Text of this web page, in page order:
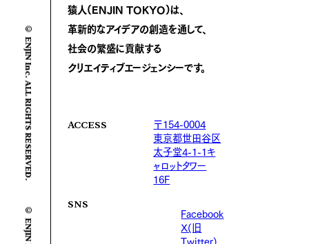
© ENJIN Inc. ALL RIGHTS RESERVED.
猿人(ENJIN TOKYO)は、
革新的なアイデアの創造を通して、
社会の繁盛に貢献する
クリエイティブエージェンシーです。
ACCESS
〒154-0004
東京都世田谷区
太子堂4-1-1キ
ャロットタワー
16F
SNS
Facebook
X(旧